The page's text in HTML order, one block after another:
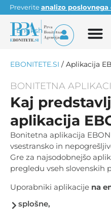
Preveriteanalizo
English
EBONITETE.SI / Aplikacija
BONITETNA
Kaj
aplikacija
Bonitetna aplikacija
vsestransko in
Gre za najsodobnejšo
pregledu vseh slovenskih
Uporabniki aplikacije na
splošne,